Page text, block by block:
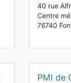
40 rue
Centre
76740
PMI de